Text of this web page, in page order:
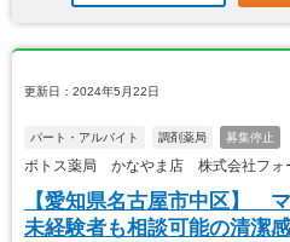
更新日：2024年5月22日
パート・アルバイト 調剤薬局 募集停止
ポトス薬局 かなやま店 株式会社フォ
【愛知県名古屋市中区】
未経験者も相談可能の清潔